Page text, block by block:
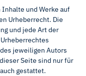
und Werke auf
Urheberrecht. Die
und jede Art der
jeweiligen Autors
Seite sind nur für
gestattet.